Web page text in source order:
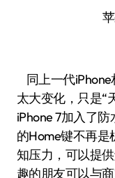
同上一代iPhone
太大变化，只是“
iPhone 7加入了
的Home键不再
知压力，可以提
趣的朋友可以与商